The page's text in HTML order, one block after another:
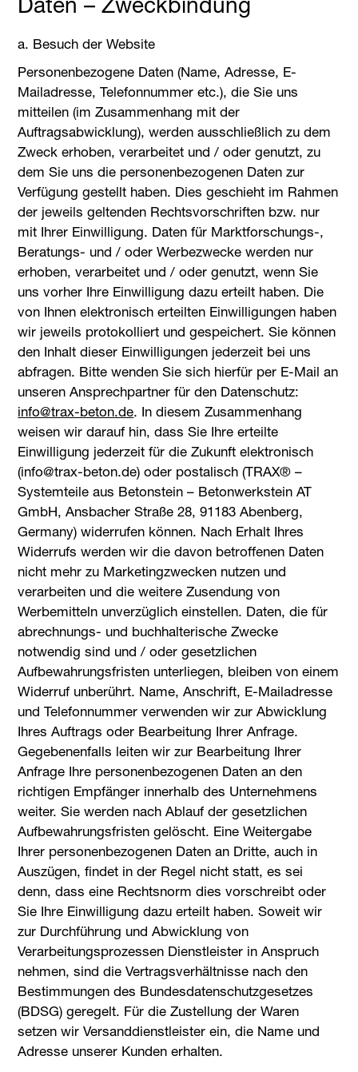
a. Besuch der Website
Personenbezogene Daten (Name, Adresse, E-
Mailadresse, Telefonnummer etc.), die Sie uns
mitteilen (im Zusammenhang mit der
Auftragsabwicklung), werden ausschließlich zu dem
Zweck erhoben, verarbeitet und / oder genutzt, zu
dem Sie uns die personenbezogenen Daten zur
Verfügung gestellt haben. Dies geschieht im Rahmen
der jeweils geltenden Rechtsvorschriften bzw. nur
mit Ihrer Einwilligung. Daten für Marktforschungs-,
Beratungs- und / oder Werbezwecke werden nur
erhoben, verarbeitet und / oder genutzt, wenn Sie
uns vorher Ihre Einwilligung dazu erteilt haben. Die
von Ihnen elektronisch erteilten Einwilligungen haben
wir jeweils protokolliert und gespeichert. Sie können
den Inhalt dieser Einwilligungen jederzeit bei uns
abfragen. Bitte wenden Sie sich hierfür per E-Mail an
unseren Ansprechpartner für den Datenschutz:
ed.noteb-xart@ofni. In diesem Zusammenhang
weisen wir darauf hin, dass Sie Ihre erteilte
Einwilligung jederzeit für die Zukunft elektronisch
(info@trax-beton.de) oder postalisch (TRAX® –
Systemteile aus Betonstein – Betonwerkstein AT
GmbH, Ansbacher Straße 28, 91183 Abenberg,
Germany) widerrufen können. Nach Erhalt Ihres
Widerrufs werden wir die davon betroffenen Daten
nicht mehr zu Marketingzwecken nutzen und
verarbeiten und die weitere Zusendung von
Werbemitteln unverzüglich einstellen. Daten, die für
abrechnungs- und buchhalterische Zwecke
notwendig sind und / oder gesetzlichen
Aufbewahrungsfristen unterliegen, bleiben von einem
Widerruf unberührt. Name, Anschrift, E-Mailadresse
und Telefonnummer verwenden wir zur Abwicklung
Ihres Auftrags oder Bearbeitung Ihrer Anfrage.
Gegebenenfalls leiten wir zur Bearbeitung Ihrer
Anfrage Ihre personenbezogenen Daten an den
richtigen Empfänger innerhalb des Unternehmens
weiter. Sie werden nach Ablauf der gesetzlichen
Aufbewahrungsfristen gelöscht. Eine Weitergabe
Ihrer personenbezogenen Daten an Dritte, auch in
Auszügen, findet in der Regel nicht statt, es sei
denn, dass eine Rechtsnorm dies vorschreibt oder
Sie Ihre Einwilligung dazu erteilt haben. Soweit wir
zur Durchführung und Abwicklung von
Verarbeitungsprozessen Dienstleister in Anspruch
nehmen, sind die Vertragsverhältnisse nach den
Bestimmungen des Bundesdatenschutzgesetzes
(BDSG) geregelt. Für die Zustellung der Waren
setzen wir Versanddienstleister ein, die Name und
Adresse unserer Kunden erhalten.